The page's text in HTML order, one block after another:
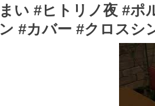
まい #ヒトリノ夜 #ポ
ン #カバー #クロス